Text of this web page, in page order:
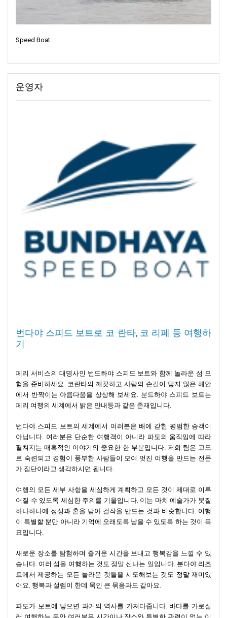
하지만 그거 아세요? 더 있어요! 자연 속에서 약간의 모험을 즐기고
싶으신가요? 특별한 코응아이 캠핑 장소를 소개해드릴게요. 바로
“라이트 마이 파이어 소사이어티”라는 곳입니다. 별빛 아래에서 잠
을 자고 모닥불을 피워놓고 이야기를 나누며 소박한 일상을 즐기는
를 선택하든 자신에게 딱 맞는 곳을 찾을 수 있을 거예요. 코응아이
는 다른 곳과는 다른 곳입니다. 코피피는 번화한 거리와 현대적인
그래서 더욱 특별하고 고풍스러운 느낌을 줍니다.
하지만 이러한 매력 때문에 방문객들은 몇 가지 준비를 해야 합니
다. 현대적인 접안 시설이 부족하기 때문에 여행자들은 종종 더 작
고 전통적인 환승 보트를 이용해야 합니다. 특히 만조 시에는 바닷
물의 높이가 높아져 항해가 더 까다로워지기 때문에 이 점이 더욱
중요해집니다. 또한 11월부터 4월까지 이어지는 성수기에는 관광
에 대한 적절한 준비를 하는 것이 더욱 중요해집니다.
코응아이는 큰 도시에 비해 새로운 볼거리가 많지 않을 수 있습니
다. 하지만 이곳의 순수하고 자연스러운 아름다움은 다른 곳에서는
찾아볼 수 없는 특별한 것입니다. 특히 만조와 관광 성수기에 여행
크라단, 코 란타 등이 주목할 만한 곳입니다. 이 섬들은 깨끗한 해변
과 풍부한 문화로 유명합니다. 부두에서 출발하는 여정은 탐험의
코피피는 안다만 해에서 발견한 아름다운 보물과도 같은 곳입니다.
많은 여행자가 이곳을 방문하는 것을 꿈꿉니다. 이곳은 매우 맑고
푸른 바닷물에서 다채로운 물고기와 다른 바다 생물을 많이 볼 수
있는 것으로 유명해요. 또한 많은 사람들이 밤에 열리는 활기찬 파
보트를 타고 숨겨진 동굴을 구경할 수 있어요. 아니면 수영장이 있
는 대형 호텔에서 수영을 하며 휴식을 취할 수도 있습니다. 어떤 것
을 선택하든 코피피는 항상 특별한 것을 보여줄 수 있는 곳입니다.
코응아이에서 멀지 않은 곳에 코묵이라는 또 다른 아름다운 섬이
장 마법 같은 장소 중 하나는 에메랄드 동굴입니다. 초록빛으로 빛
나는 물과 신비로운 느낌 때문에 꼭 방문해야 할 곳이에요. 그 외에
도 수중에서 아름다운 산호초를 바라보는 것과 같은 모험이 있습니
다. 붐비는 해변보다 조용한 해변을 좋아하신다면 코묵이 제격입니
다. 잔잔한 파도와 자연의 아름다움으로 진정한 휴식을 취하고 자
연과 가까워지는 느낌을 받을 수 있는 곳입니다.
섬을 탐험할 때 꼭 가봐야 할 특별한 장소가 하나 있습니다: 바로 코
크라단입니다. 이 섬은 햇빛 아래 반짝이는 깨끗한 해변과 바닷속
링으로 물고기와 수중 생물들을 관찰하는 것을 좋아하신다면 코 크
라단을 정말 좋아하실 거예요. 물이 맑고 다양한 색상의 물고기와
Speed Boat
운영자
번다야 스피드 보트로 코 란타, 코 리페 등 여행하
기
페리 서비스의 대명사인 번드하야 스피드 보트와 함께 놀라운 섬 모
험을 준비하세요. 코란타의 깨끗하고 사람의 손길이 닿지 않은 해안
에서 반짝이는 아름다움을 상상해 보세요. 분드하야 스피드 보트는
페리 여행의 세계에서 밝은 안내등과 같은 존재입니다.
번다야 스피드 보트의 세계에서 여러분은 배에 갇힌 평범한 승객이
아닙니다. 여러분은 단순한 여행객이 아니라 파도의 움직임에 따라
펼쳐지는 매혹적인 이야기의 중요한 한 부분입니다. 저희 팀은 고도
로 숙련되고 경험이 풍부한 사람들이 모여 멋진 여행을 만드는 전문
가 집단이라고 생각하시면 됩니다.
여행의 모든 세부 사항을 세심하게 계획하고 모든 것이 제대로 이루
어질 수 있도록 세심한 주의를 기울입니다. 이는 마치 예술가가 붓질
하나하나에 정성과 혼을 담아 걸작을 만드는 것과 비슷합니다. 여행
이 특별할 뿐만 아니라 기억에 오래도록 남을 수 있도록 하는 것이 목
표입니다.
새로운 장소를 탐험하며 즐거운 시간을 보내고 행복감을 느낄 수 있
습니다. 여러 섬을 여행하는 것도 정말 신나는 일입니다. 분다야 리조
트에서 제공하는 모든 놀라운 것들을 시도해보는 것도 정말 재미있
어요. 행복과 설렘이 한데 묶인 큰 묶음과도 같아요.
파도가 보트에 닿으면 과거의 역사를 가져다줍니다. 바다를 가로질